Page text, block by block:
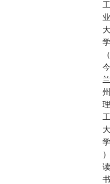
工
业
大
学
（
今
兰
州
理
工
大
学
）
读
书